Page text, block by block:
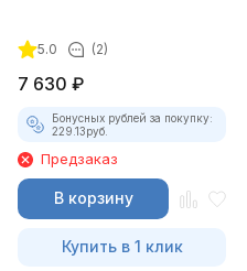
5.0 (2)
7 630 ₽
Бонусных рублей за покупку:
229.13руб.
Предзаказ
В корзину
Купить в 1 клик